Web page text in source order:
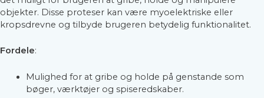
objekter. Disse proteser kan være myoelektriske eller
kropsdrevne og tilbyde brugeren betydelig funktionalitet.
Fordele:
Mulighed for at gribe og holde på genstande som
bøger, værktøjer og spiseredskaber.